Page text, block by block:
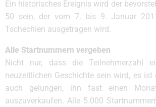
Ein historisches Ereignis wird der
50 sein, der vom 7. bis 9. Januar
Tschechien ausgetragen wird.
Alle Startnummern vergeben
Nicht nur, dass die Teilnehmerzahl
neuzeitlichen Geschichte sein wird, es ist
auch gelungen, ihn fast einen
auszuverkaufen. Alle 5.000